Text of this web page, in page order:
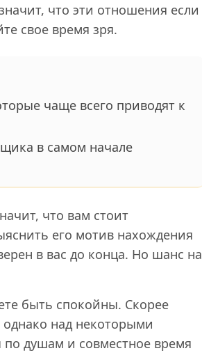
что эти отношения если
свое время зря.
чаще всего приводят к
в самом начале
что вам стоит
его мотив нахождения
в вас до конца. Но шанс на
быть спокойны. Скорее
над некоторыми
душам и совместное время